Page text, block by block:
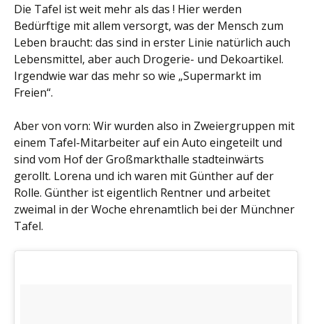
Die Tafel ist weit mehr als das ! Hier werden
Bedürftige mit allem versorgt, was der Mensch zum
Leben braucht: das sind in erster Linie natürlich auch
Lebensmittel, aber auch Drogerie- und Dekoartikel.
Irgendwie war das mehr so wie „Supermarkt im
Freien“.
Aber von vorn: Wir wurden also in Zweiergruppen mit
einem Tafel-Mitarbeiter auf ein Auto eingeteilt und
sind vom Hof der Großmarkthalle stadteinwärts
gerollt. Lorena und ich waren mit Günther auf der
Rolle. Günther ist eigentlich Rentner und arbeitet
zweimal in der Woche ehrenamtlich bei der Münchner
Tafel.